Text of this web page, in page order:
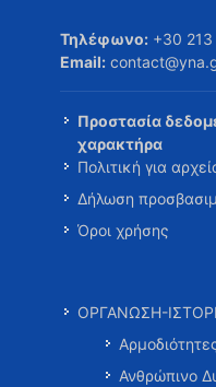
Τηλέφωνο: +30 213
Email:
Προστασία
χαρακτήρα
Πολιτική για
Δήλωση
Όροι χρήσης
ΟΡΓΑΝΩΣΗ-
Ανθρώπινο